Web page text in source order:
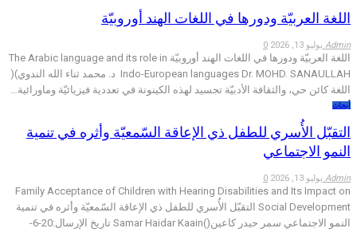
اللغة العربيّة ودورها في اللغات الهند أوروبيّة
Admin يوليو 13, 2026 0
اللغة العربيّة ودورها في اللغات الهند أوروبيّة The Arabic language and its role in
Indo-European languages Dr. MOHD. SANAULLAH د. محمد ثناء الله الندوي)(
اللغة كائن حي، والثقافة الأدبيّة تجسيد لهذه الكينونة في تعددية فيزيائيّة وماورائية…
أبحاث
التقبّل الأُسري للطفل ذي الإعاقة السّمعيّة وأثره في تنمية
النمو الاجتماعي
Admin يوليو 13, 2026 0
Family Acceptance of Children with Hearing Disabilities and Its Impact on
Social Development التقبّل الأُسري للطفل ذي الإعاقة السّمعيّة وأثره في تنمية
النمو الاجتماعي سمر حيدر كاعين()Samar Haidar Kaain تاريخ الإرسال:20-6-